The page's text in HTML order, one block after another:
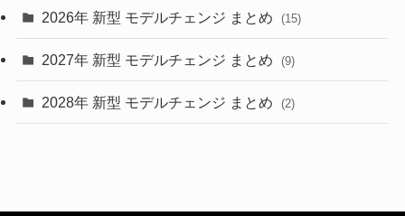
(4)
(1)
2026年 新型 モデルチェンジ まとめ (15)
2027年 新型 モデルチェンジ まとめ (9)
2028年 新型 モデルチェンジ まとめ (2)